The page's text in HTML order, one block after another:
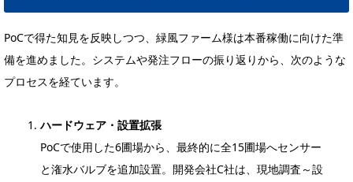
PoCで得た知見を反映しつつ、緑風ファーム様は本番稼働に向けた準
備を進めました。システムや発注フローの振り返りから、次のような
プロセスを経ています。
ハードウェア・設置拡張
PoCで使用した6圃場から、最終的に全15圃場へセンサー
と潅水バルブを追加設置。開発会社C社は、現地調査～設